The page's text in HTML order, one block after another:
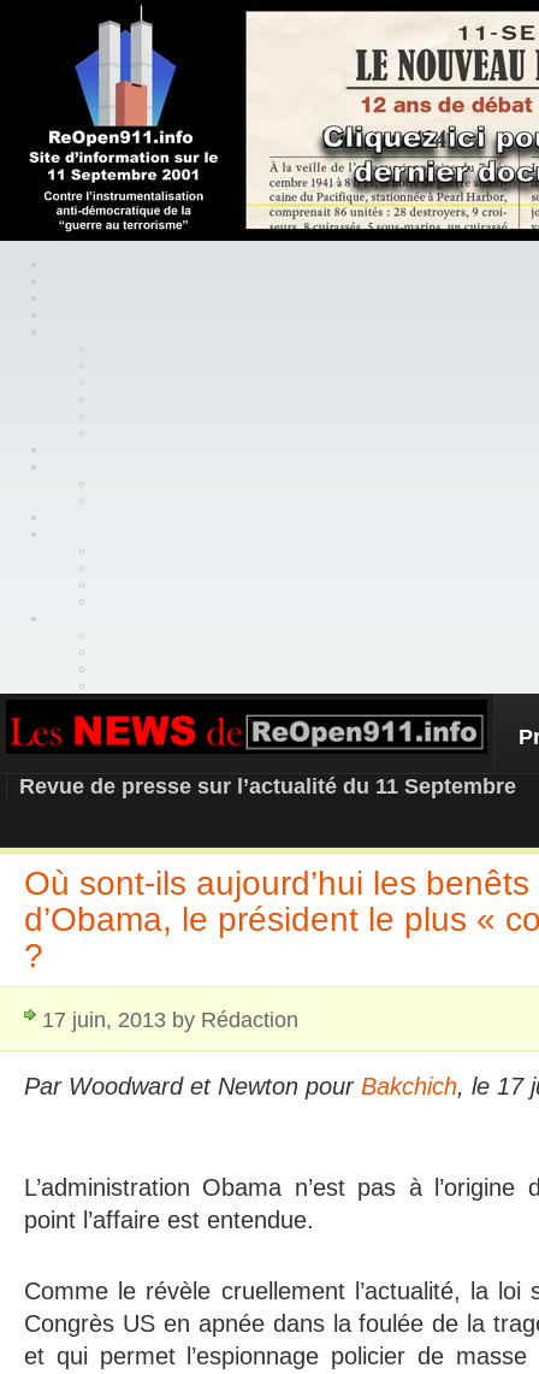
REOPEN911 – NEWS
Revue de presse sur l’actualité du 11 Septembre
Où sont-ils aujourd’hui les
d’Obama, le président le plus «
?
17 juin, 2013 by Rédaction
Par Woodward et Newton pour Bakchich, le 17
L’administration Obama n’est pas à
point l’affaire est entendue.
Comme le révèle cruellement l’actualité, la loi
Congrès US en apnée dans la foulée de la
et qui permet l’espionnage policier de